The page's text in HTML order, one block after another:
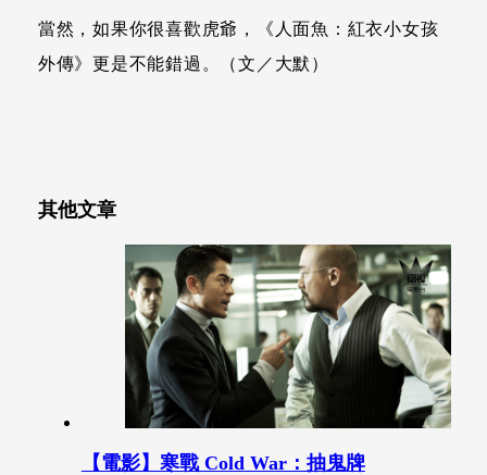
當然，如果你很喜歡虎爺，《人面魚：紅衣小女孩
外傳》更是不能錯過。（文／大默）
其他文章
【電影】寒戰 Cold War：抽鬼牌